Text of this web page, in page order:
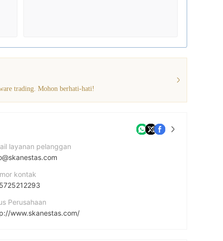
trading. Mohon berhati-hati!
layanan pelanggan
kontak
Perusahaan
www.skanestas.com/